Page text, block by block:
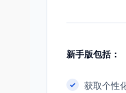
新手版包括：
获取个性